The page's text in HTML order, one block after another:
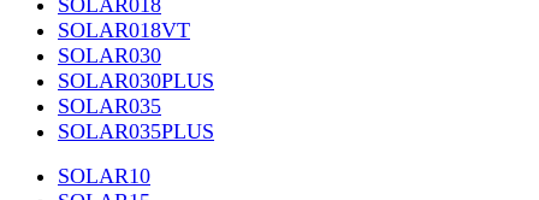
SOLAR018
SOLAR018VT
SOLAR030
SOLAR030PLUS
SOLAR035
SOLAR035PLUS
SOLAR10